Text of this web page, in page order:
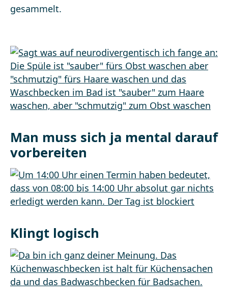
gesammelt.
Man muss sich ja mental darauf
vorbereiten
Klingt logisch